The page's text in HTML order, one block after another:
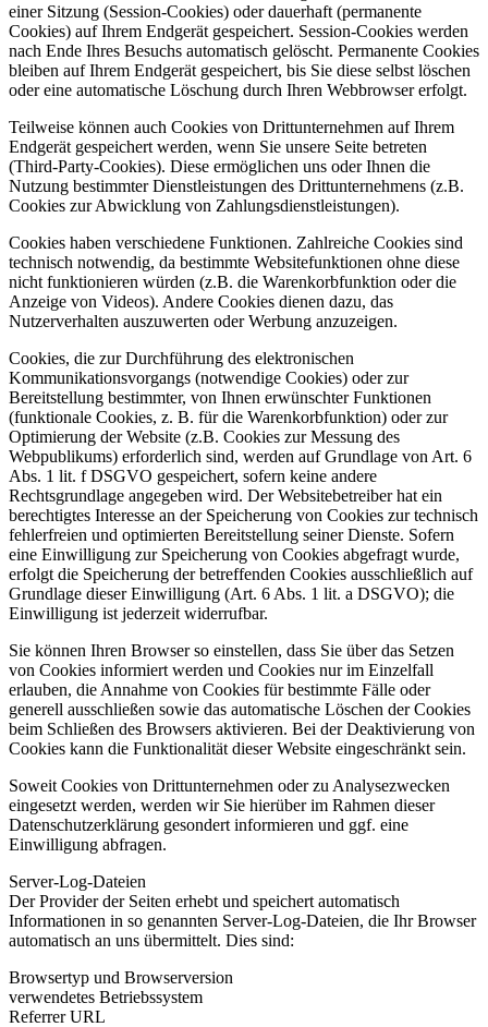
einer Sitzung (Session-Cookies) oder dauerhaft (permanente
Cookies) auf Ihrem Endgerät gespeichert. Session-Cookies werden
nach Ende Ihres Besuchs automatisch gelöscht. Permanente Cookies
bleiben auf Ihrem Endgerät gespeichert, bis Sie diese selbst löschen
oder eine automatische Löschung durch Ihren Webbrowser erfolgt.
Teilweise können auch Cookies von Drittunternehmen auf Ihrem
Endgerät gespeichert werden, wenn Sie unsere Seite betreten
(Third-Party-Cookies). Diese ermöglichen uns oder Ihnen die
Nutzung bestimmter Dienstleistungen des Drittunternehmens (z.B.
Cookies zur Abwicklung von Zahlungsdienstleistungen).
Cookies haben verschiedene Funktionen. Zahlreiche Cookies sind
technisch notwendig, da bestimmte Websitefunktionen ohne diese
nicht funktionieren würden (z.B. die Warenkorbfunktion oder die
Anzeige von Videos). Andere Cookies dienen dazu, das
Nutzerverhalten auszuwerten oder Werbung anzuzeigen.
Cookies, die zur Durchführung des elektronischen
Kommunikationsvorgangs (notwendige Cookies) oder zur
Bereitstellung bestimmter, von Ihnen erwünschter Funktionen
(funktionale Cookies, z. B. für die Warenkorbfunktion) oder zur
Optimierung der Website (z.B. Cookies zur Messung des
Webpublikums) erforderlich sind, werden auf Grundlage von Art. 6
Abs. 1 lit. f DSGVO gespeichert, sofern keine andere
Rechtsgrundlage angegeben wird. Der Websitebetreiber hat ein
berechtigtes Interesse an der Speicherung von Cookies zur technisch
fehlerfreien und optimierten Bereitstellung seiner Dienste. Sofern
eine Einwilligung zur Speicherung von Cookies abgefragt wurde,
erfolgt die Speicherung der betreffenden Cookies ausschließlich auf
Grundlage dieser Einwilligung (Art. 6 Abs. 1 lit. a DSGVO); die
Einwilligung ist jederzeit widerrufbar.
Sie können Ihren Browser so einstellen, dass Sie über das Setzen
von Cookies informiert werden und Cookies nur im Einzelfall
erlauben, die Annahme von Cookies für bestimmte Fälle oder
generell ausschließen sowie das automatische Löschen der Cookies
beim Schließen des Browsers aktivieren. Bei der Deaktivierung von
Cookies kann die Funktionalität dieser Website eingeschränkt sein.
Soweit Cookies von Drittunternehmen oder zu Analysezwecken
eingesetzt werden, werden wir Sie hierüber im Rahmen dieser
Datenschutzerklärung gesondert informieren und ggf. eine
Einwilligung abfragen.
Server-Log-Dateien
Der Provider der Seiten erhebt und speichert automatisch
Informationen in so genannten Server-Log-Dateien, die Ihr Browser
automatisch an uns übermittelt. Dies sind:
Browsertyp und Browserversion
verwendetes Betriebssystem
Referrer URL